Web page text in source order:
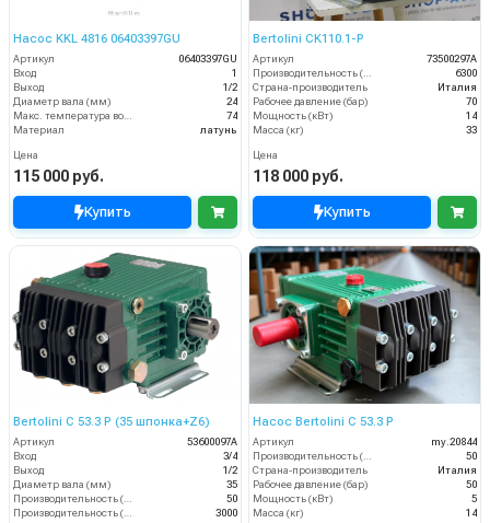
Насос KKL 4816 06403397GU
Артикул
06403397GU
Вход
1
Выход
1/2
Диаметр вала (мм)
24
74
Материал
латунь
Цена
115 000 руб.
Купить
Bertolini CK110.1-P
Артикул
73500297A
6300
Страна-производитель
Италия
Рабочее давление (бар)
70
Мощность (кВт)
14
Масса (кг)
33
Цена
118 000 руб.
Купить
Bertolini C 53.3 P (35 шпонка+Z6)
Артикул
53600097A
Вход
3/4
Выход
1/2
Диаметр вала (мм)
35
Производительность (л/мин)
50
Производительность (л/ч)
3000
Насос Bertolini C 53.3 P
Артикул
my.20844
Производительность (л/мин)
50
Страна-производитель
Италия
Рабочее давление (бар)
50
Мощность (кВт)
5
Масса (кг)
14